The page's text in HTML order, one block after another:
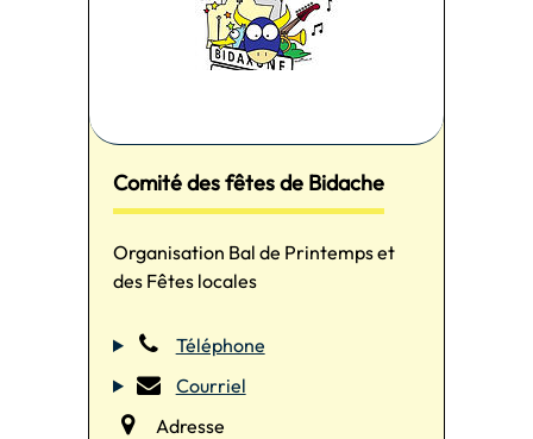
Comité des fêtes de Bidache
Organisation Bal de Printemps et
des Fêtes locales
Téléphone
Courriel
Adresse